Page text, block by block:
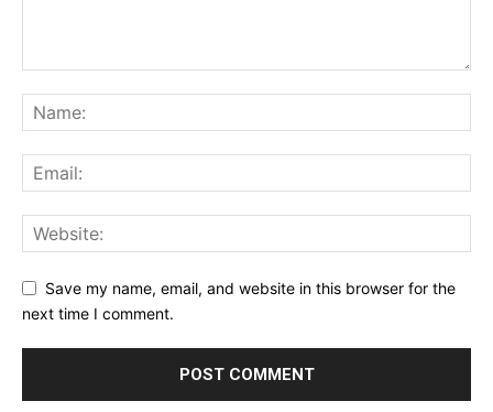
Save my name, email, and website in this browser for the
next time I comment.